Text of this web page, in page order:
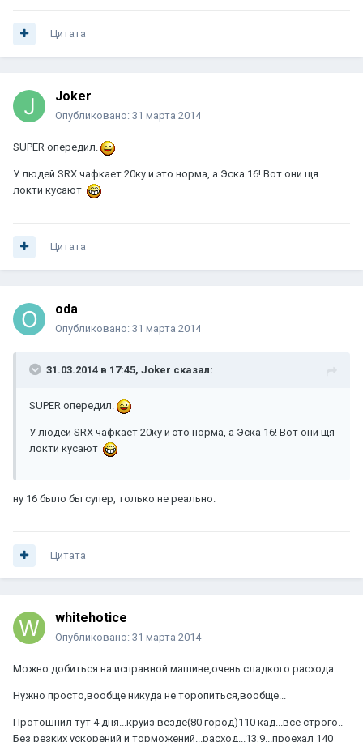
Цитата
Joker
Опубликовано: 31 марта 2014
SUPER опередил.
У людей SRX чафкает 20ку и это норма, а Эска 16! Вот они щя
локти кусают
Цитата
oda
Опубликовано: 31 марта 2014
31.03.2014 в 17:45, Joker сказал:
SUPER опередил.
У людей SRX чафкает 20ку и это норма, а Эска 16! Вот они щя
локти кусают
ну 16 было бы супер, только не реально.
Цитата
whitehotice
Опубликовано: 31 марта 2014
Можно добиться на исправной машине,очень сладкого расхода.
Нужно просто,вообще никуда не торопиться,вообще...
Протошнил тут 4 дня...круиз везде(80 город)110 кад...все строго..
Без резких ускорений и торможений...расход...13,9...проехал 140